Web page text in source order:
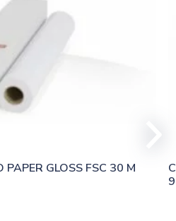
GLOSS FSC 30 M